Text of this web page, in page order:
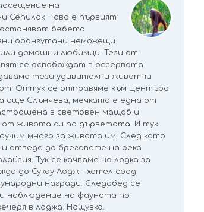
на
Сепилок. Това е първият
бебета
орангутани неможещи
домашни любимци. Тези от
се освобождат в резервата
тези удивителни животни
Оттук се отправяме към Центъра
още Слънчева, мечката е една от
в световен мащаб и
от живота си по дърветата. И тук
много за живота им. След като
отведе до бреговете на река
Тук се качваме на лодка за
до Сукау Лодж – хотел сред
награди. Следобед се
наблюдение на фауната по
в лоджа. Нощувка.